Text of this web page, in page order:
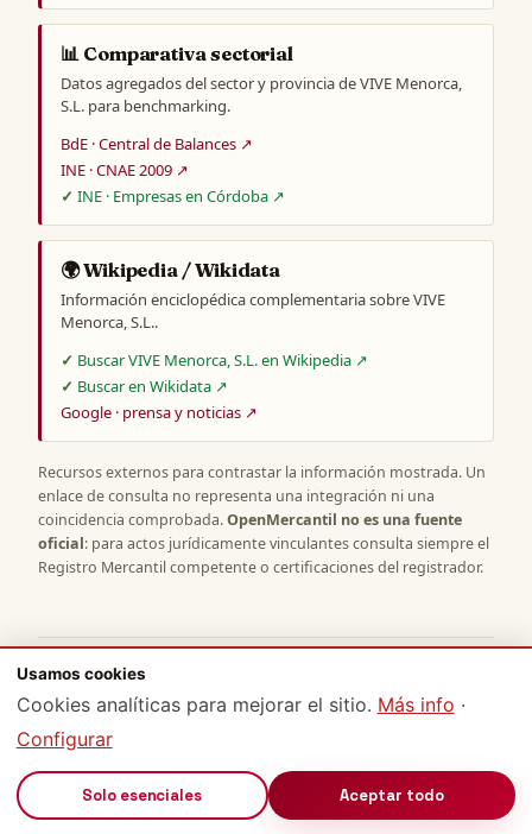
📊 Comparativa sectorial
Datos agregados del sector y provincia de VIVE Menorca,
S.L. para benchmarking.
BdE · Central de Balances ↗
INE · CNAE 2009 ↗
INE · Empresas en Córdoba ↗
🌍 Wikipedia / Wikidata
Información enciclopédica complementaria sobre VIVE
Menorca, S.L..
Buscar VIVE Menorca, S.L. en Wikipedia ↗
Buscar en Wikidata ↗
Google · prensa y noticias ↗
Recursos externos para contrastar la información mostrada. Un
enlace de consulta no representa una integración ni una
coincidencia comprobada.OpenMercantil no es una fuente
oficial: para actos jurídicamente vinculantes consulta siempre el
Registro Mercantil competente o certificaciones del registrador.
METODOLOGÍA, FUENTES Y DERECHOS
Sobre estos datos y OpenMercantil
Preguntas habituales sobre los datos mostrados,
fuentes, tratamiento de personas y procedimiento de
Usamos cookies
Cookies analíticas para mejorar el sitio. Más info ·
Configurar
Solo esenciales Aceptar todo